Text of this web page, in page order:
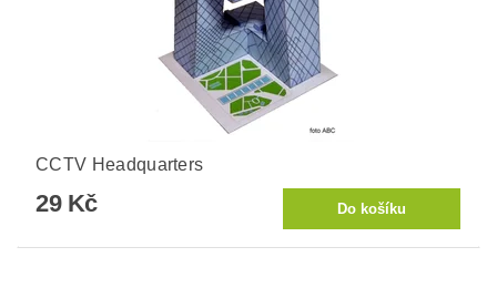
CCTV Headquarters
29 Kč